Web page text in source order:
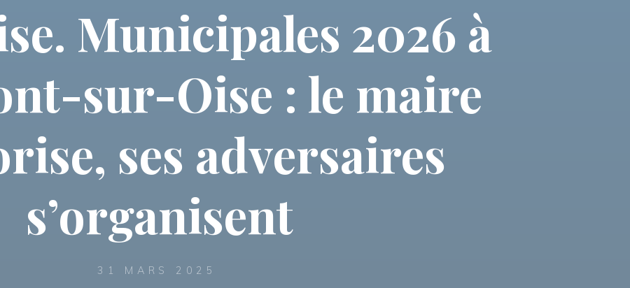
Municipales 2026 à
sur-Oise : le maire
ses adversaires
s’organisent
31 MARS 2025